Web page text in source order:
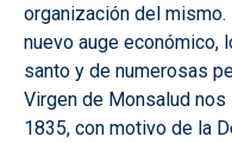
organización del
nuevo auge económico,
santo y de numerosas
Virgen de Monsalud nos
1835, con motivo de la